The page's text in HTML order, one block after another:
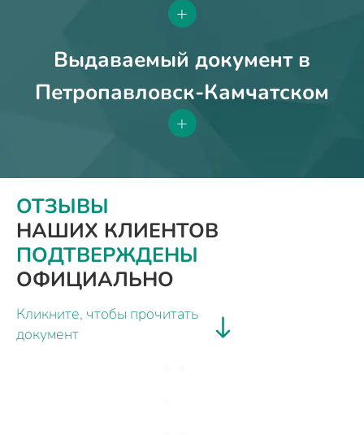
+
Выдаваемый документ в
Петропавловск-Камчатском
+
ОТЗЫВЫ
НАШИХ КЛИЕНТОВ
ПОДТВЕРЖДЕНЫ
ОФИЦИАЛЬНО
Кликните, чтобы прочитать
документ